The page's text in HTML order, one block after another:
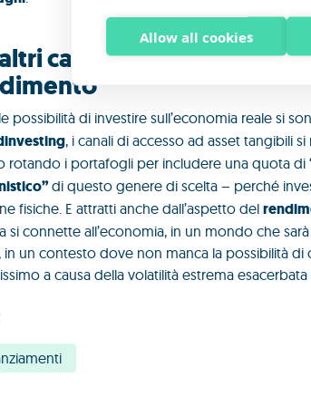
canali di accesso
possibilità di investire sull’economia reale si
, i canali di accesso ad asset tangibili
rotando i portafogli per includere una quota di
di questo genere di scelta – perché
fisiche. E attratti anche dall’aspetto del
si connette all’economia, in un mondo che
in un contesto dove non manca la possibilità
a causa della volatilità estrema
Allow all cookies